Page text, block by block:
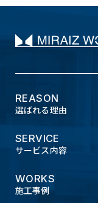
REASON
選ばれる理由
SERVICE
サービス内容
WORKS
施工事例